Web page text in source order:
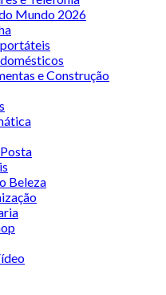
Mundo 2026
e Construção
Beleza